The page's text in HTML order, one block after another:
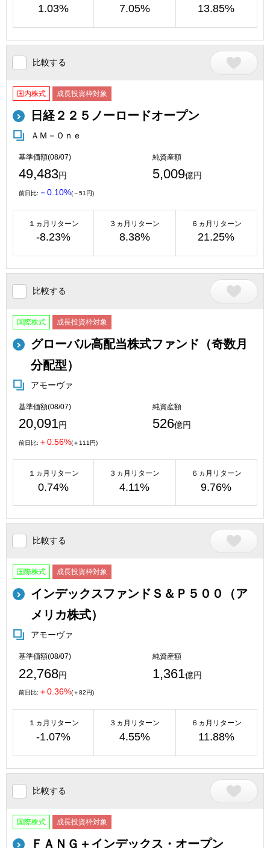
1.03% 7.05% 13.85%
比較する
国内株式 成長投資枠対象
日経２２５ノーロードオープン
ＡＭ－Ｏｎｅ
基準価額(08/07)
49,483円
純資産額
5,009億円
前日比: －0.10%(－51円)
１ヵ月リターン
-8.23%
３ヵ月リターン
8.38%
６ヵ月リターン
21.25%
比較する
国際株式 成長投資枠対象
グローバル高配当株式ファンド（奇数月
分配型）
アモーヴァ
基準価額(08/07)
20,091円
純資産額
526億円
前日比: ＋0.56%(＋111円)
１ヵ月リターン
0.74%
３ヵ月リターン
4.11%
６ヵ月リターン
9.76%
比較する
国際株式 成長投資枠対象
インデックスファンドＳ＆Ｐ５００（ア
メリカ株式）
アモーヴァ
基準価額(08/07)
22,768円
純資産額
1,361億円
前日比: ＋0.36%(＋82円)
１ヵ月リターン
-1.07%
３ヵ月リターン
4.55%
６ヵ月リターン
11.88%
比較する
国際株式 成長投資枠対象
ＦＡＮＧ＋インデックス・オープン